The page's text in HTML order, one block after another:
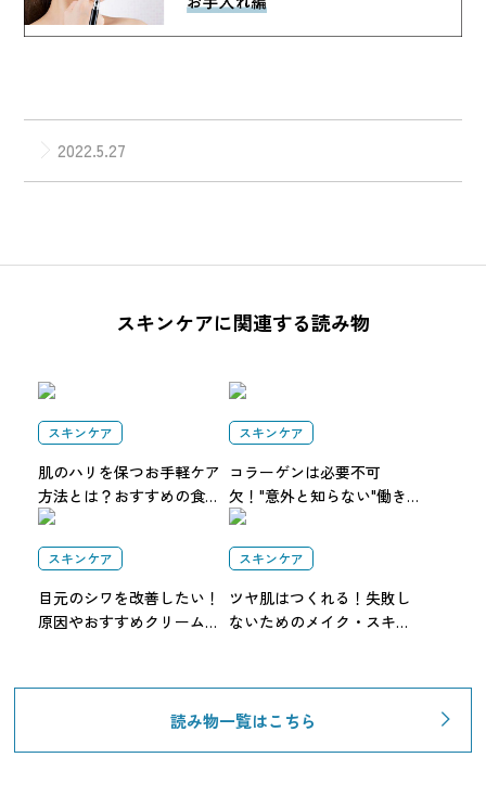
2022.5.27
スキンケアに関連する読み物
スキンケア
肌のハリを保つお手軽ケア
方法とは？おすすめの食べ
物やハリがなくなる原因に
ついても解説
スキンケア
コラーゲンは必要不可
欠！"意外と知らない"働き
や効果的な摂取方法を解説
スキンケア
目元のシワを改善したい！
原因やおすすめクリーム・
スキンケア
ツヤ肌はつくれる！失敗し
ないためのメイク・スキン
読み物一覧はこちら